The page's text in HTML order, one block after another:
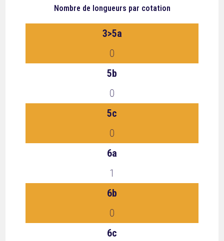
Nombre de longueurs par cotation
3>5a
0
5b
0
5c
0
6a
1
6b
0
6c